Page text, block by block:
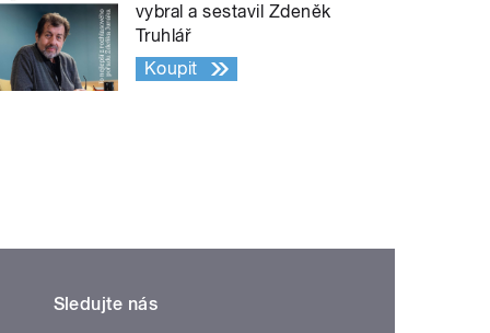
vybral a sestavil Zdeněk
Truhlář
Koupit
Sledujte nás